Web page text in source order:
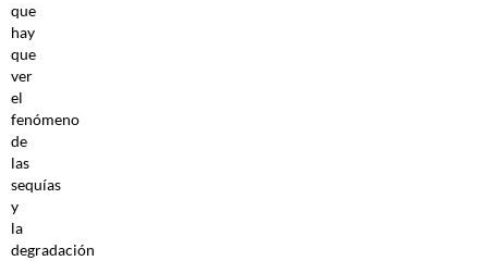
que
hay
que
ver
el
fenómeno
de
las
sequías
y
la
degradación